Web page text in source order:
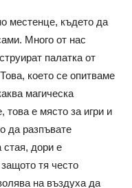
местенце, където да
Много от нас
палатка от
което се опитваме
магическа
това е място за игри и
да разпъвате
стая, дори е
тя често
на въздуха да